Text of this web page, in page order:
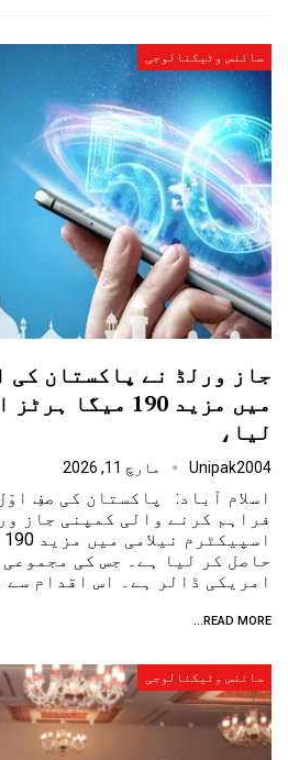
سائنس وٹیکنالوجی
جاز ورلڈ نے پاکستان کی
میں مزید 190
لیا،
Unipak2004 مارچ 11, 2026
اسلام آباد: پاکستان کی صفِ
فراہم کرنے والی کمپنی جاز
امریکی ڈالر ہے۔ اس اقدام سے
READ MORE...
سائنس وٹیکنالوجی